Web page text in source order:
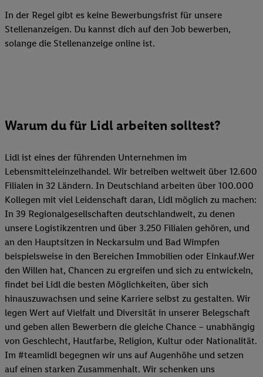
In der Regel gibt es keine Bewerbungsfrist für unsere
Stellenanzeigen. Du kannst dich auf den Job bewerben,
solange die Stellenanzeige online ist.
Warum du für Lidl arbeiten solltest?
Lidl ist eines der führenden Unternehmen im
Lebensmitteleinzelhandel. Wir betreiben weltweit über 12.600
Filialen in 32 Ländern. In Deutschland arbeiten über 100.000
Kollegen mit viel Leidenschaft daran, Lidl möglich zu machen:
In 39 Regionalgesellschaften deutschlandweit, zu denen
unsere Logistikzentren und über 3.250 Filialen gehören, und
an den Hauptsitzen in Neckarsulm und Bad Wimpfen
beispielsweise in den Bereichen Immobilien oder Einkauf.Wer
den Willen hat, Chancen zu ergreifen und sich zu entwickeln,
findet bei Lidl die besten Möglichkeiten, über sich
hinauszuwachsen und seine Karriere selbst zu gestalten. Wir
legen Wert auf Vielfalt und Diversität in unserer Belegschaft
und geben allen Bewerbern die gleiche Chance – unabhängig
von Geschlecht, Hautfarbe, Religion, Kultur oder Nationalität.
Im #teamlidl begegnen wir uns auf Augenhöhe und setzen
auf einen starken Zusammenhalt. Wir schenken uns